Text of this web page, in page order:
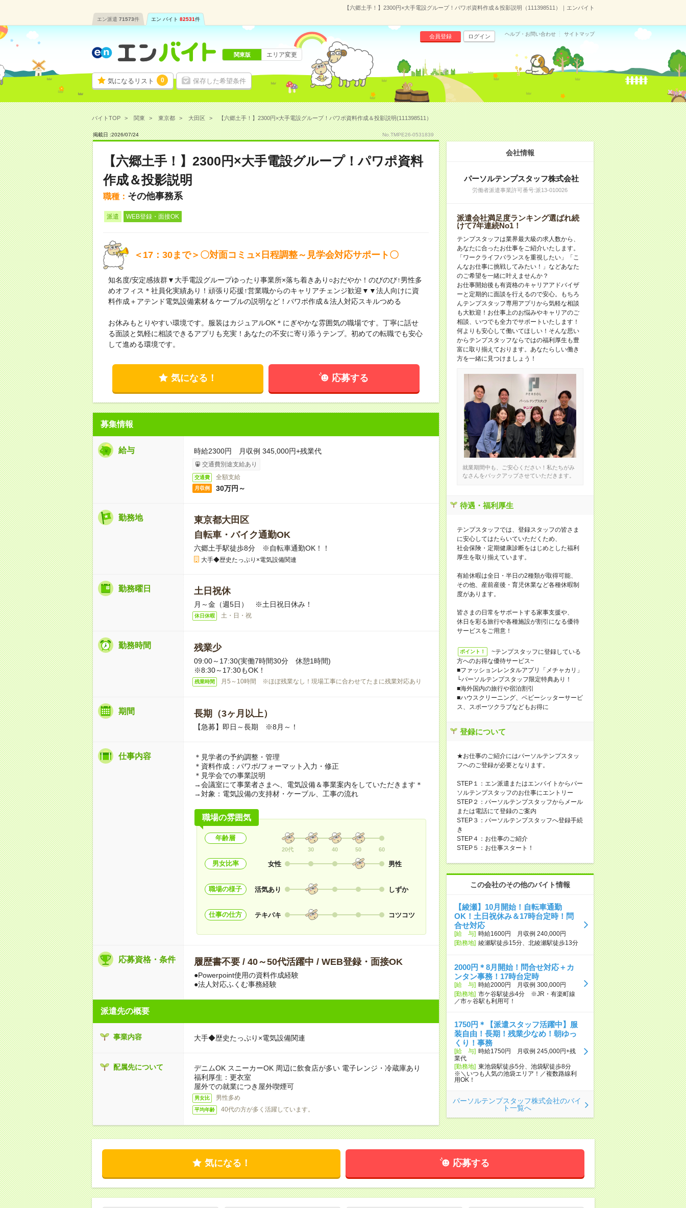
【六郷土手！】2300円×大手電設グループ！パワポ資料作成＆投影説明（111398511）｜エンバイト
エン派遣 71573件 エン バイト 82531件
気になるリスト 0 保存した希望条件
会員登録 ログイン ヘルプ・お問い合わせ サイトマップ
関東版 エリア変更
バイトTOP 関東 東京都 大田区 【六郷土手！】2300円×大手電設グループ！パワポ資料作成＆投影説明(111398511）
掲載日 :2026/07/24 No.TMPE26-0531839
【六郷土手！】2300円×大手電設グループ！パワポ資料
作成＆投影説明
職種： その他事務系
派遣 WEB登録・面接OK
＜17：30まで＞〇対面コミュ×日程調整～見学会対応サポート〇
知名度/安定感抜群▼大手電設グループゆったり事業所×落ち着きあり○おだやか！のびのび↑男性多
めオフィス＊社員化実績あり！頑張り応援↑営業職からのキャリアチェンジ歓迎▼▼法人向けに資
料作成＋アテンド電気設備素材＆ケーブルの説明など！パワポ作成＆法人対応スキルつめる
お休みもとりやすい環境です。服装はカジュアルOK＊にぎやかな雰囲気の職場です。丁寧に話せ
る面談と気軽に相談できるアプリも充実！あなたの不安に寄り添うテンプ。初めての転職でも安心
して進める環境です。
気になる！ 応募する
募集情報
給与 時給2300円 月収例 345,000円+残業代
交通費別途支給あり
交通費 全額支給
月収例 30万円～
勤務地
東京都大田区
自転車・バイク通勤OK
六郷土手駅徒歩8分 ※自転車通勤OK！！
大手◆歴史たっぷり×電気設備関連
勤務曜日 土日祝休
月～金（週5日） ※土日祝日休み！
休日休暇 土・日・祝
勤務時間 残業少
09:00～17:30(実働7時間30分 休憩1時間)
※8:30～17:30もOK！
残業時間 月5～10時間 ※ほぼ残業なし！現場工事に合わせてたまに残業対応あり
期間 長期（3ヶ月以上）
【急募】即日～長期 ※8月～！
仕事内容
＊見学者の予約調整・管理
＊資料作成：パワポ/フォーマット入力・修正
＊見学会での事業説明
→会議室にて事業者さまへ、電気設備＆事業案内をしていただきます＊
→対象：電気設備の支持材・ケーブル、工事の流れ
職場の雰囲気
年齢層
20代 30 40 50 60
男女比率 女性 男性
職場の様子 活気あり しずか
仕事の仕方 テキパキ コツコツ
応募資格・条件 履歴書不要 / 40～50代活躍中 / WEB登録・面接OK
●Powerpoint使用の資料作成経験
●法人対応ふくむ事務経験
派遣先の概要
事業内容 大手◆歴史たっぷり×電気設備関連
配属先について
デニムOK スニーカーOK 周辺に飲食店が多い 電子レンジ・冷蔵庫あり
福利厚生：更衣室
屋外での就業につき屋外喫煙可
男女比 男性多め
平均年齢 40代の方が多く活躍しています。
会社情報
パーソルテンプスタッフ株式会社
労働者派遣事業許可番号:派13-010026
派遣会社満足度ランキング選ばれ続
けて7年連続No1！
テンプスタッフは業界最大級の求人数から、
あなたに合ったお仕事をご紹介いたします。
「ワークライフバランスを重視したい」「こ
んなお仕事に挑戦してみたい！」などあなた
のご希望を一緒に叶えませんか？
お仕事開始後も有資格のキャリアアドバイザ
ーと定期的に面談を行えるので安心。もちろ
んテンプスタッフ専用アプリから気軽な相談
も大歓迎！お仕事上のお悩みやキャリアのご
相談、いつでも全力でサポートいたします！
何よりも安心して働いてほしい！そんな思い
からテンプスタッフならではの福利厚生も豊
富に取り揃えております。あなたらしい働き
方を一緒に見つけましょう！
就業期間中も、ご安心ください！私たちがみ
なさんをバックアップさせていただきます。
待遇・福利厚生
テンプスタッフでは、登録スタッフの皆さま
に安心してはたらいていただくため、
社会保険・定期健康診断をはじめとした福利
厚生を取り揃えています。
有給休暇は全日・半日の2種類が取得可能、
その他、産前産後・育児休業など各種休暇制
度があります。
皆さまの日常をサポートする家事支援や、
休日を彩る旅行や各種施設が割引になる優待
サービスをご用意！
ポイント！
~テンプスタッフに登録している
方へのお得な優待サービス~
■ファッションレンタルアプリ「メチャカリ」
└パーソルテンプスタッフ限定特典あり！
■海外国内の旅行や宿泊割引
■ハウスクリーニング、ベビーシッターサービ
ス、スポーツクラブなどもお得に
登録について
★お仕事のご紹介にはパーソルテンプスタッ
フへのご登録が必要となります。
STEP１：エン派遣またはエンバイトからパー
ソルテンプスタッフのお仕事にエントリー
STEP２：パーソルテンプスタッフからメール
または電話にて登録のご案内
STEP３：パーソルテンプスタッフへ登録手続
き
STEP４：お仕事のご紹介
STEP５：お仕事スタート！
この会社のその他のバイト情報
【綾瀬】10月開始！自転車通勤
OK！土日祝休み＆17時台定時！問
合せ対応
[給 与] 時給1600円 月収例 240,000円
[勤務地] 綾瀬駅徒歩15分、北綾瀬駅徒歩13分
2000円＊8月開始！問合せ対応＋カ
ンタン事務！17時台定時
[給 与] 時給2000円 月収例 300,000円
[勤務地] 市ケ谷駅徒歩4分 ※JR・有楽町線
／市ヶ谷駅も利用可！
1750円＊【派遣スタッフ活躍中】服
装自由！長期！残業少なめ！朝ゆっ
くり！事務
[給 与] 時給1750円 月収例 245,000円+残
業代
[勤務地] 東池袋駅徒歩5分、池袋駅徒歩8分
※＼いつも人気の池袋エリア！／複数路線利
用OK！
パーソルテンプスタッフ株式会社のバイ
ト一覧へ
気になる！ 応募する